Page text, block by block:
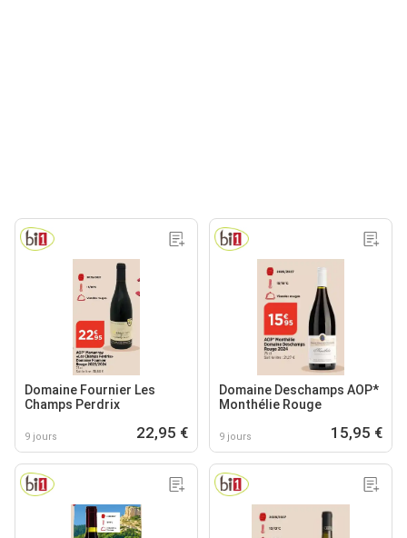
Domaine Fournier Les
Champs Perdrix
9 jours 22,95 €
Domaine Deschamps AOP*
Monthélie Rouge
9 jours 15,95 €